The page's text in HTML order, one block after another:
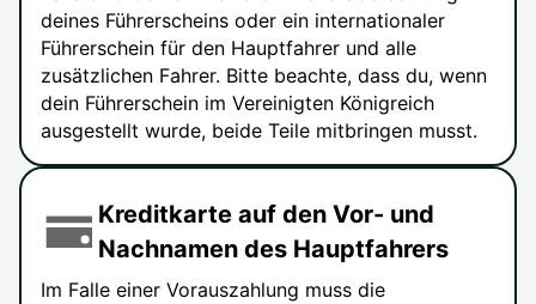
deines Führerscheins oder ein internationaler
Führerschein für den Hauptfahrer und alle
zusätzlichen Fahrer. Bitte beachte, dass du, wenn
dein Führerschein im Vereinigten Königreich
ausgestellt wurde, beide Teile mitbringen musst.
Kreditkarte auf den Vor- und
Nachnamen des Hauptfahrers
Im Falle einer Vorauszahlung muss die